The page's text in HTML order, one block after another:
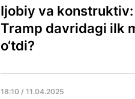
Ijobiy va konstruktiv:
Tramp davridagi ilk
o‘tdi?
18:10 / 11.04.2025